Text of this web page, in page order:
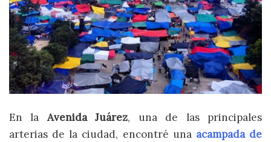
En la Avenida Juárez, una de las principales
arterias de la ciudad, encontré una acampada de